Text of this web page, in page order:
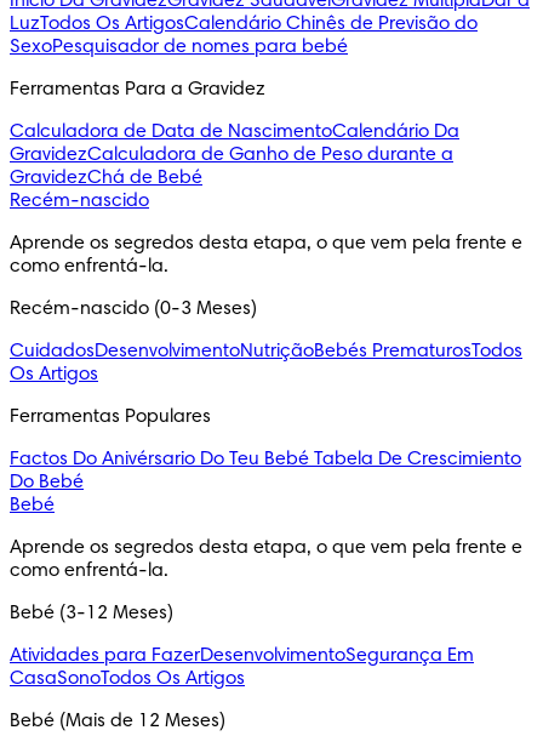
LuzTodos Os ArtigosCalendário Chinês de Previsão do
SexoPesquisador de nomes para bebé
Ferramentas Para a Gravidez
Calculadora de Data de NascimentoCalendário Da
GravidezCalculadora de Ganho de Peso durante a
GravidezChá de Bebé
Recém-nascido
Aprende os segredos desta etapa, o que vem pela frente e
como enfrentá-la.
Recém-nascido (0-3 Meses)
CuidadosDesenvolvimentoNutriçãoBebés PrematurosTodos
Os Artigos
Ferramentas Populares
Factos Do Anivérsario Do Teu Bebé Tabela De Crescimiento
Do Bebé
Bebé
Aprende os segredos desta etapa, o que vem pela frente e
como enfrentá-la.
Bebé (3-12 Meses)
Atividades para FazerDesenvolvimentoSegurança Em
CasaSonoTodos Os Artigos
Bebé (Mais de 12 Meses)